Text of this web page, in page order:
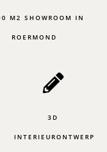
M2 SHOWROOM IN
ROERMOND
3D
INTERIEURONTWERP